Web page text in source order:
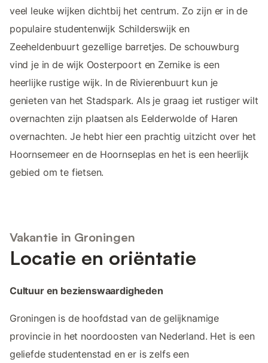
veel leuke wijken dichtbij het centrum. Zo zijn er in de
populaire studentenwijk Schilderswijk en
Zeeheldenbuurt gezellige barretjes. De schouwburg
vind je in de wijk Oosterpoort en Zernike is een
heerlijke rustige wijk. In de Rivierenbuurt kun je
genieten van het Stadspark. Als je graag iet rustiger wilt
overnachten zijn plaatsen als Eelderwolde of Haren
overnachten. Je hebt hier een prachtig uitzicht over het
Hoornsemeer en de Hoornseplas en het is een heerlijk
gebied om te fietsen.
Vakantie in Groningen
Locatie en oriëntatie
Cultuur en bezienswaardigheden
Groningen is de hoofdstad van de gelijknamige
provincie in het noordoosten van Nederland. Het is een
geliefde studentenstad en er is zelfs een